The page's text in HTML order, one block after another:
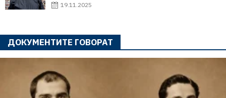
19.11.2025
ДОКУМЕНТИТЕ ГОВОРАТ